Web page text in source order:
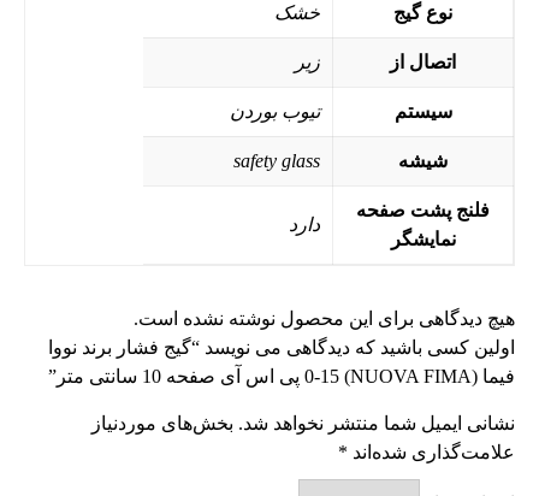
نوع گیج خشک
اتصال از زیر
سیستم تیوب بوردن
شیشه safety glass
فلنج پشت صفحه
نمایشگر
دارد
هیچ دیدگاهی برای این محصول نوشته نشده است.
اولین کسی باشید که دیدگاهی می نویسد “گیج فشار برند نووا
فیما (NUOVA FIMA) 0-15 پی اس آی صفحه 10 سانتی متر”
نشانی ایمیل شما منتشر نخواهد شد. بخش‌های موردنیاز
علامت‌گذاری شده‌اند *